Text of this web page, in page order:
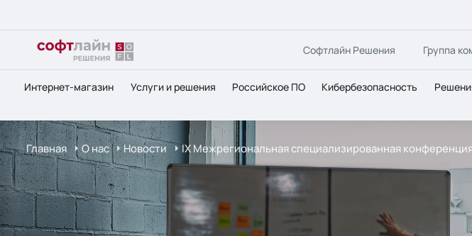
Софтлайн Решения Группа
Интернет-магазин Услуги и решения Российское ПО Кибербезопасность
Главная О нас Новости IX Межрегиональная специализированная